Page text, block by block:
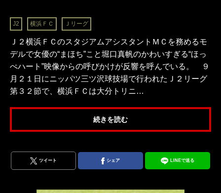
J2 横浜ＦＣ Ｊリーグ
Ｊ２横浜ＦＣのスタジアムアシスタントＭＣを務めるモ
デルで女優の“まほち”こと堀口真帆のかわいすぎる“ほっ
ぺハート”映像からの呼びかけが反響を呼んでいる。 ９
月２１日にニッパツ三ツ沢球技場で行われたＪ２リーグ
第３２節で、横浜ＦＣは大分トリニ…
続きを読む
ツイート シェア LINEで送る